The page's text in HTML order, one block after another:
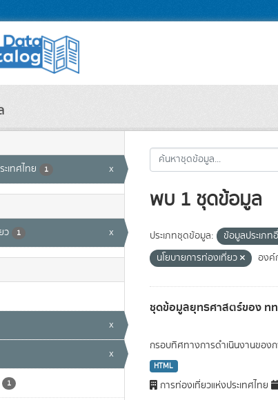
เทศไทย 1 x
ว 1 x
x
x
1
พบ 1 ชุดข้อมูล
ประเภทชุดข้อมูล: ข้อมูลประเภท
นโยบายการท่องเที่ยว
องค์
ชุดข้อมูลยุทธศาสตร์ของ ท
กรอบทิศทางการดำเนินงานของก
HTML
การท่องเที่ยวแห่งประเทศไทย